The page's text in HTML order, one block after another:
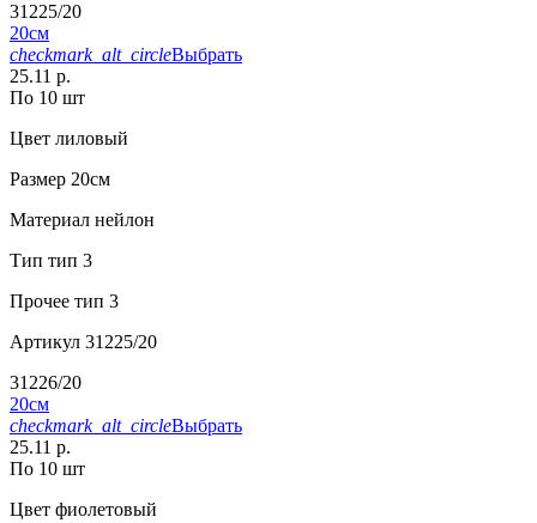
31225/20
20см
checkmark_alt_circleВыбрать
25.11 р.
По 10 шт
Цвет лиловый
Размер 20см
Материал нейлон
Тип тип 3
Прочее тип 3
Артикул 31225/20
31226/20
20см
checkmark_alt_circleВыбрать
25.11 р.
По 10 шт
Цвет фиолетовый